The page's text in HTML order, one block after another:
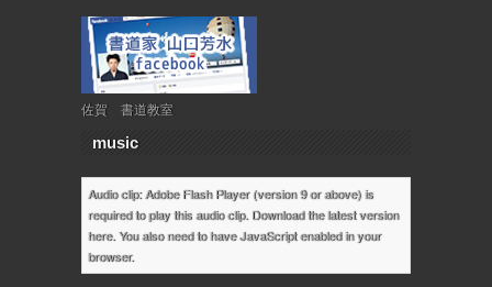
佐賀 書道教室
music
Audio clip: Adobe Flash Player (version 9 or above) is
required to play this audio clip. Download the latest version
here. You also need to have JavaScript enabled in your
browser.